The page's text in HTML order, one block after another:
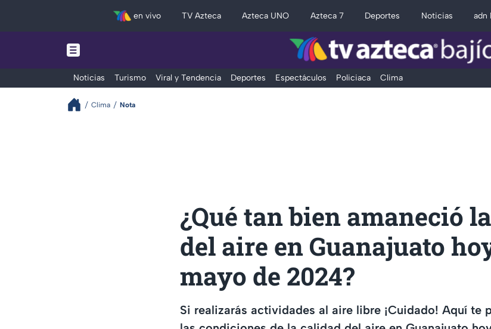
en vivo TV Azteca Azteca UNO Azteca 7 Deportes Noticias adn
Noticias Turismo Viral y Tendencia Deportes Espectáculos Policiaca Clima
Clima Nota
¿Qué tan bien amaneció
del aire en Guanajuato
mayo de 2024?
Si realizarás actividades al aire libre ¡Cuidado! Aquí te